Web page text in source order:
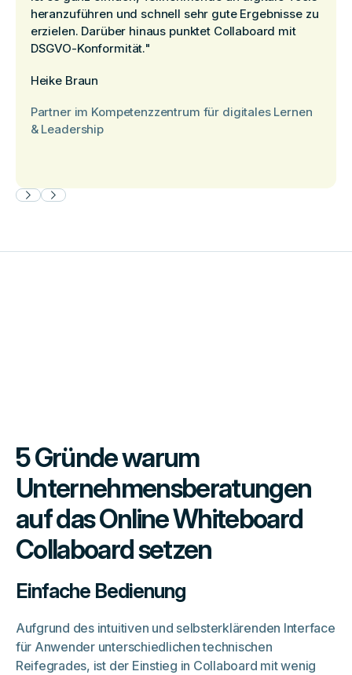
heranzuführen und schnell sehr gute Ergebnisse zu
erzielen. Darüber hinaus punktet Collaboard mit
DSGVO-Konformität."
Heike Braun
Partner im Kompetenzzentrum für digitales Lernen
& Leadership
5 Gründe warum
Unternehmensberatungen
auf das Online Whiteboard
Collaboard setzen
Einfache Bedienung
Aufgrund des intuitiven und selbsterklärenden Interface
für Anwender unterschiedlichen technischen
Reifegrades, ist der Einstieg in Collaboard mit wenig